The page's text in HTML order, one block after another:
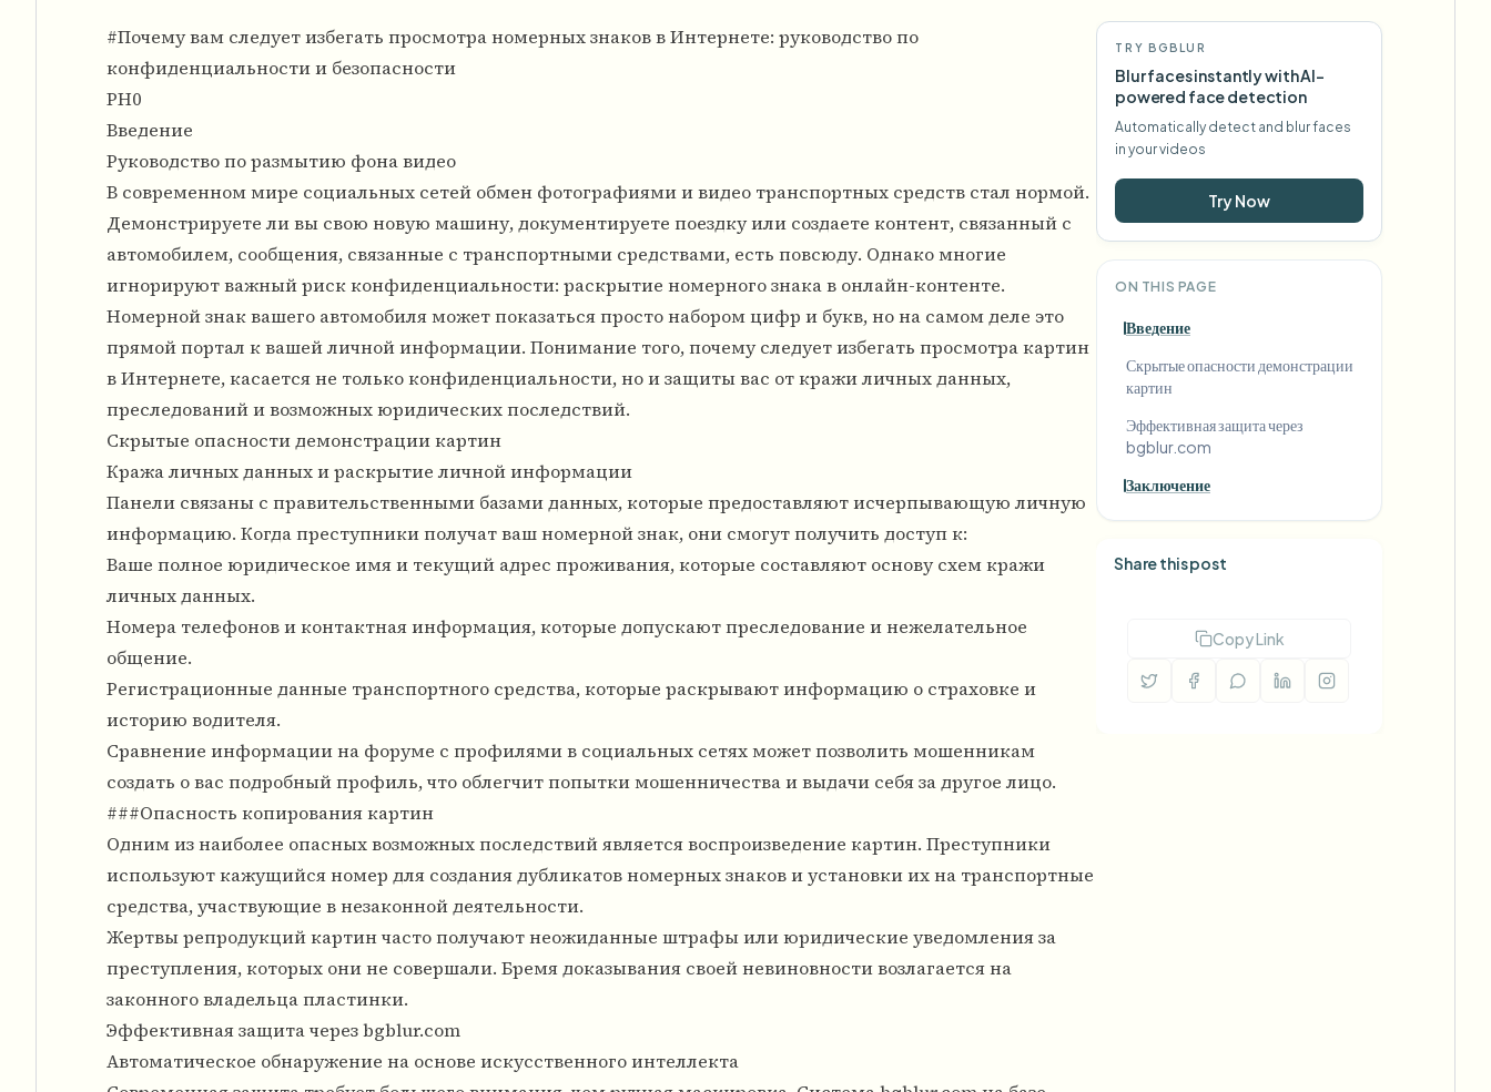
#Почему вам следует избегать просмотра номерных знаков в Интернете: руководство по
конфиденциальности и безопасности
PH0
Введение
Руководство по размытию фона видео
В современном мире социальных сетей обмен фотографиями и видео транспортных средств стал нормой.
Демонстрируете ли вы свою новую машину, документируете поездку или создаете контент, связанный с
автомобилем, сообщения, связанные с транспортными средствами, есть повсюду. Однако многие
игнорируют важный риск конфиденциальности: раскрытие номерного знака в онлайн-контенте.
Номерной знак вашего автомобиля может показаться просто набором цифр и букв, но на самом деле это
прямой портал к вашей личной информации. Понимание того, почему следует избегать просмотра картин
в Интернете, касается не только конфиденциальности, но и защиты вас от кражи личных данных,
преследований и возможных юридических последствий.
Скрытые опасности демонстрации картин
Кража личных данных и раскрытие личной информации
Панели связаны с правительственными базами данных, которые предоставляют исчерпывающую личную
информацию. Когда преступники получат ваш номерной знак, они смогут получить доступ к:
Ваше полное юридическое имя и текущий адрес проживания, которые составляют основу схем кражи
личных данных.
Номера телефонов и контактная информация, которые допускают преследование и нежелательное
общение.
Регистрационные данные транспортного средства, которые раскрывают информацию о страховке и
историю водителя.
Сравнение информации на форуме с профилями в социальных сетях может позволить мошенникам
создать о вас подробный профиль, что облегчит попытки мошенничества и выдачи себя за другое лицо.
###Опасность копирования картин
Одним из наиболее опасных возможных последствий является воспроизведение картин. Преступники
используют кажущийся номер для создания дубликатов номерных знаков и установки их на транспортные
средства, участвующие в незаконной деятельности.
Жертвы репродукций картин часто получают неожиданные штрафы или юридические уведомления за
преступления, которых они не совершали. Бремя доказывания своей невиновности возлагается на
законного владельца пластинки.
Эффективная защита через bgblur.com
Автоматическое обнаружение на основе искусственного интеллекта
TRY BGBLUR
Blur faces instantly with AI-
powered face detection
Automatically detect and blur faces
in your videos
Try Now
ON THIS PAGE
Введение
Скрытые опасности демонстрации
картин
Эффективная защита через
bgblur.com
Заключение
Share this post
Copy Link